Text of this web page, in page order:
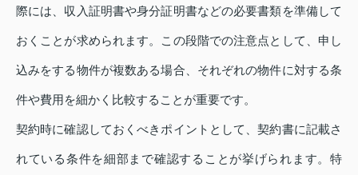
際には、収入証明書や身分証明書などの必要書類を準備して
おくことが求められます。この段階での注意点として、申し
込みをする物件が複数ある場合、それぞれの物件に対する条
件や費用を細かく比較することが重要です。
契約時に確認しておくべきポイントとして、契約書に記載さ
れている条件を細部まで確認することが挙げられます。特